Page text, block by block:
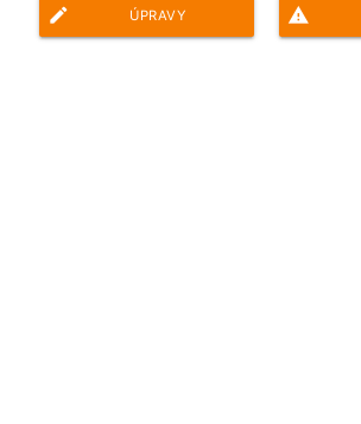
edit ÚPRAVY report_problem